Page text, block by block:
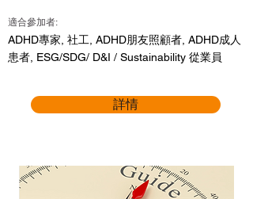
適合參加者:
ADHD專家, 社工, ADHD朋友照顧者, ADHD成人
患者, ESG/SDG/ D&I / Sustainability 從業員
詳情